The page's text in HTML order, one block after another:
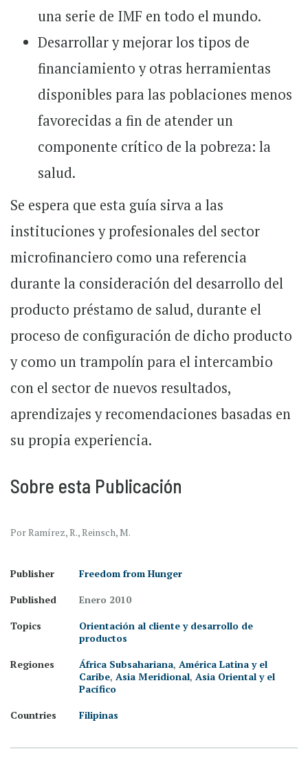
una serie de IMF en todo el mundo.
Desarrollar y mejorar los tipos de
financiamiento y otras herramientas
disponibles para las poblaciones menos
favorecidas a fin de atender un
componente crítico de la pobreza: la
salud.
Se espera que esta guía sirva a las
instituciones y profesionales del sector
microfinanciero como una referencia
durante la consideración del desarrollo del
producto préstamo de salud, durante el
proceso de configuración de dicho producto
y como un trampolín para el intercambio
con el sector de nuevos resultados,
aprendizajes y recomendaciones basadas en
su propia experiencia.
Sobre esta Publicación
Por Ramírez, R., Reinsch, M.
Publisher
Freedom from Hunger
Published
Enero 2010
Topics
Orientación al cliente y desarrollo de
productos
Regiones
África Subsahariana, América Latina y el
Caribe, Asia Meridional, Asia Oriental y el
Pacífico
Countries
Filipinas